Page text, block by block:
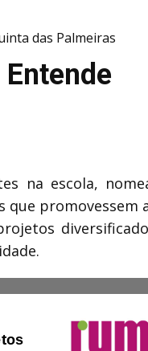
das Palmeiras
na escola,